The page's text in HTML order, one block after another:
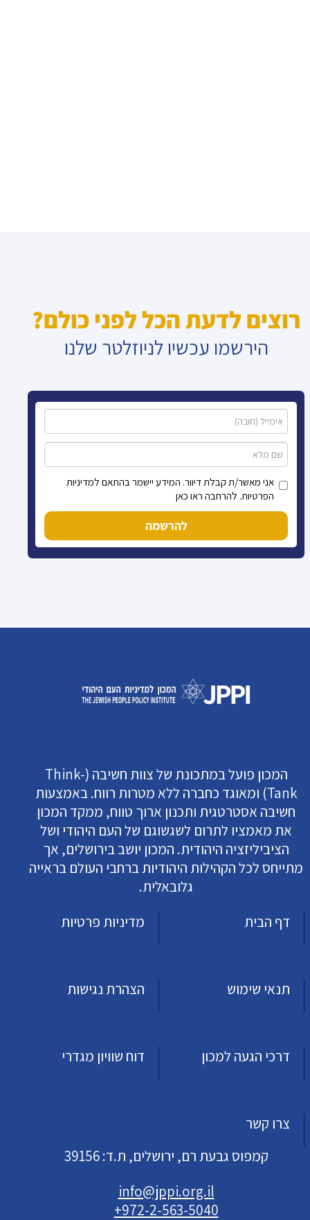
רוצים לדעת הכל לפני כולם?
הירשמו עכשיו לניוזלטר שלנו
אני מאשר/ת קבלת דיוור. המידע יישמר בהתאם למדיניות
הפרטיות. להרחבה ראו כאן
להרשמה
המכון פועל במתכונת של צוות חשיבה (Think-
Tank) ומאוגד כחברה ללא מטרות רווח. באמצעות
חשיבה אסטרטגית ותכנון ארוך טווח, ממקד המכון
את מאמציו לתרום לשגשוגם של העם היהודי ושל
הציביליזציה היהודית. המכון יושב בירושלים, אך
מתייחס לכל הקהילות היהודיות ברחבי העולם בראייה
גלובאלית.
דף הבית
מדיניות פרטיות
תנאי שימוש הצהרת נגישות
דרכי הגעה למכון דוח שוויון מגדרי
צרו קשר
קמפוס גבעת רם, ירושלים, ת.ד: 39156
info@jppi.org.il
+972-2-563-5040